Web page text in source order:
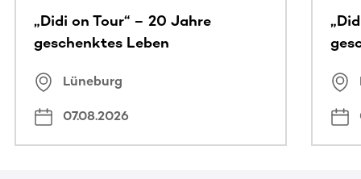
„Didi on Tour“ – 20 Jahre
geschenktes Leben
Lüneburg
07.08.2026